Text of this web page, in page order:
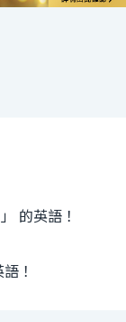
的英語！
！